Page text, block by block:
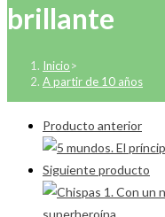
brillante
Inicio>
A partir de 10 años
Producto anterior
Siguiente producto